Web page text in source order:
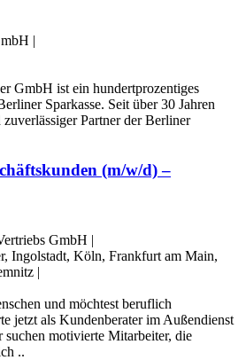
|
GmbH ist ein hundertprozentiges
Sparkasse. Seit über 30 Jahren
Partner der Berliner
(m/w/d) –
GmbH |
Ingolstadt, Köln, Frankfurt am Main,
|
und möchtest beruflich
jetzt als Kundenberater im Außendienst
motivierte Mitarbeiter, die
..